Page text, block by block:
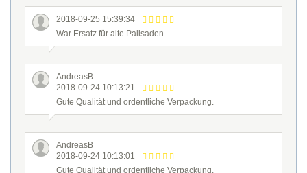
2018-09-25 15:39:34
War Ersatz für alte Palisaden
AndreasB
2018-09-24 10:13:21
Gute Qualität und ordentliche Verpackung.
AndreasB
2018-09-24 10:13:01
Gute Qualität und ordentliche Verpackung.